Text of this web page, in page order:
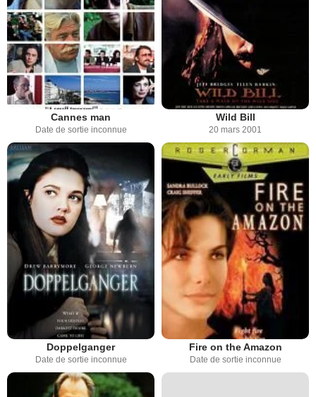
Cannes man
Date de sortie inconnue
Wild Bill
20 mars 2001
Doppelganger
Date de sortie inconnue
Fire on the Amazon
Date de sortie inconnue